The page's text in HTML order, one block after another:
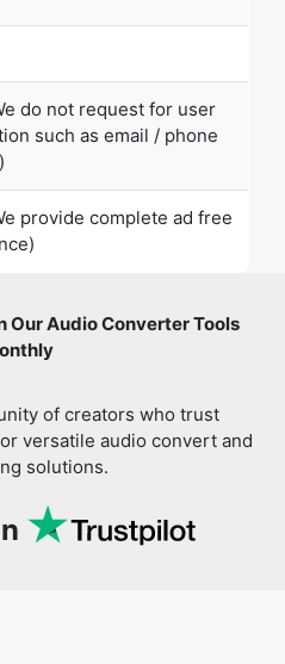
do not request for user
such as email / phone
provide complete ad free
Our Audio Converter Tools
of creators who trust
versatile audio convert and
solutions.